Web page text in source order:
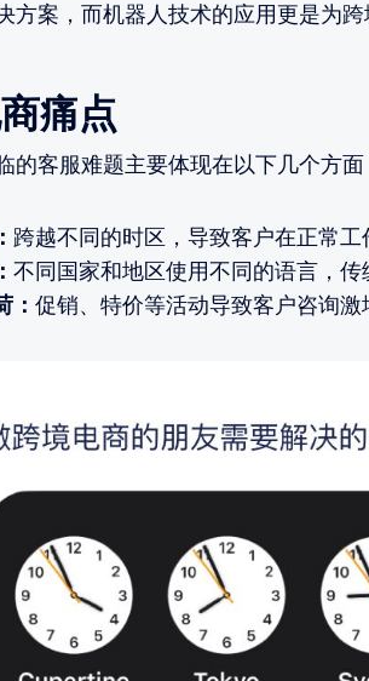
方案，而机器人技术的应用更是为跨
痛点
的客服难题主要体现在以下几个方面
跨越不同的时区，导致客户在正常工
不同国家和地区使用不同的语言，传
： 促销、特价等活动导致客户咨询激